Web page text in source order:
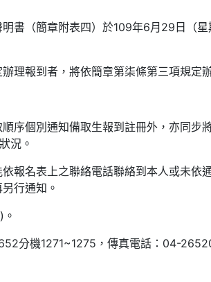
書（簡章附表四）於109年6月29日（
理報到者，將依簡章第柒條第三項規定
個別通知備取生報到註冊外，亦同步
況。
名表上之聯絡電話聯絡到本人或未依
行通知。
分機1271~1275，傳真電話：04-